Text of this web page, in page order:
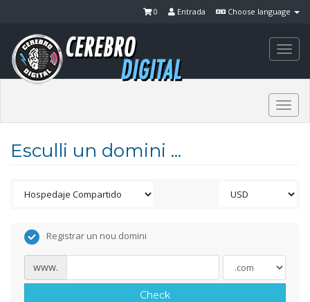
Choose language
Entrada
0
Esculli un domini ...
Registrar un nou domini
www.
Check